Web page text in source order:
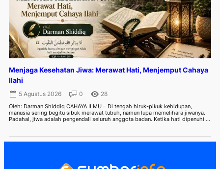
Menjaga Kesehatan Jiwa: Merawat Hati, Menjemput Cahaya
Ilahi
5 Agustus 2026 0 28
Oleh: Darman Shiddiq CAHAYA ILMU – Di tengah hiruk-pikuk kehidupan,
manusia sering begitu sibuk merawat tubuh, namun lupa memelihara jiwanya.
Padahal, jiwa adalah pengendali seluruh anggota badan. Ketika hati dipenuhi ...